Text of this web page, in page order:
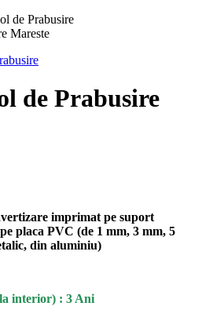
de Prabusire
Mareste
de Prabusire
imprimat pe suport
placa PVC (de 1 mm, 3 mm, 5
din aluminiu)
interior) : 3 Ani